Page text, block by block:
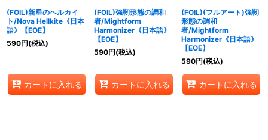
(FOIL)新星のヘルカイ
ト/Nova Hellkite《日本
語》【EOE】
590円(税込)
カートに入れる
(FOIL)強靭形態の調和
者/Mightform
Harmonizer《日本語》
【EOE】
590円(税込)
カートに入れる
(FOIL)(フルアート)強靭
形態の調和
者/Mightform
Harmonizer《日本語》
【EOE】
590円(税込)
カートに入れる